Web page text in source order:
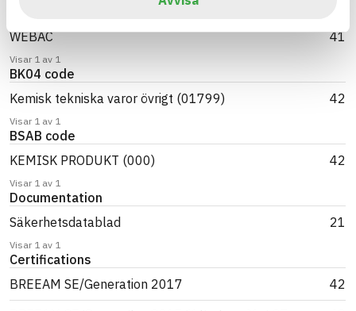
WEBAC
41
Visar 1 av 1
BK04 code
Kemisk tekniska varor övrigt (01799)
42
Visar 1 av 1
BSAB code
KEMISK PRODUKT (000)
42
Visar 1 av 1
Documentation
Säkerhetsdatablad
21
Visar 1 av 1
Certifications
BREEAM SE/Generation 2017
42